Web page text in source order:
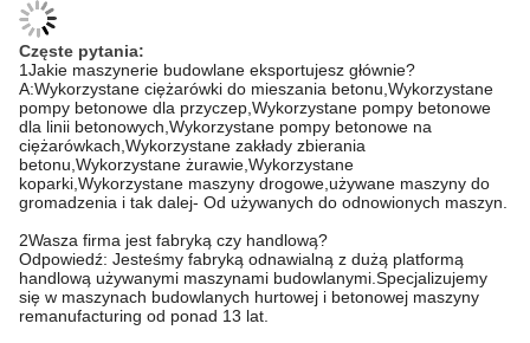
Częste pytania:
1Jakie maszynerie budowlane eksportujesz głównie?
A:Wykorzystane ciężarówki do mieszania betonu,Wykorzystane
pompy betonowe dla przyczep,Wykorzystane pompy betonowe
dla linii betonowych,Wykorzystane pompy betonowe na
ciężarówkach,Wykorzystane zakłady zbierania
betonu,Wykorzystane żurawie,Wykorzystane
koparki,Wykorzystane maszyny drogowe,używane maszyny do
gromadzenia i tak dalej- Od używanych do odnowionych maszyn.
2Wasza firma jest fabryką czy handlową?
Odpowiedź: Jesteśmy fabryką odnawialną z dużą platformą
handlową używanymi maszynami budowlanymi.Specjalizujemy
się w maszynach budowlanych hurtowej i betonowej maszyny
remanufacturing od ponad 13 lat.